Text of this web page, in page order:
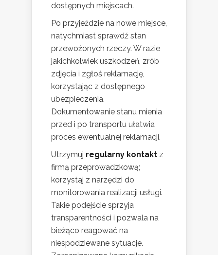
dostępnych miejscach.
Po przyjeździe na nowe miejsce,
natychmiast sprawdź stan
przewożonych rzeczy. W razie
jakichkolwiek uszkodzeń, zrób
zdjęcia i zgłoś reklamację,
korzystając z dostępnego
ubezpieczenia.
Dokumentowanie stanu mienia
przed i po transportu ułatwia
proces ewentualnej reklamacji.
Utrzymuj regularny kontakt z
firmą przeprowadzkową;
korzystaj z narzędzi do
monitorowania realizacji usługi.
Takie podejście sprzyja
transparentności i pozwala na
bieżąco reagować na
niespodziewane sytuacje.